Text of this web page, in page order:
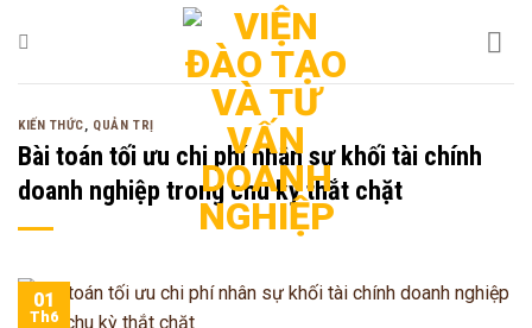
qua
KIẾN THỨC, QUẢN TRỊ
Bài toán tối ưu chi phí nhân sự khối tài chính
doanh nghiệp trong chu kỳ thắt chặt
01
Th6